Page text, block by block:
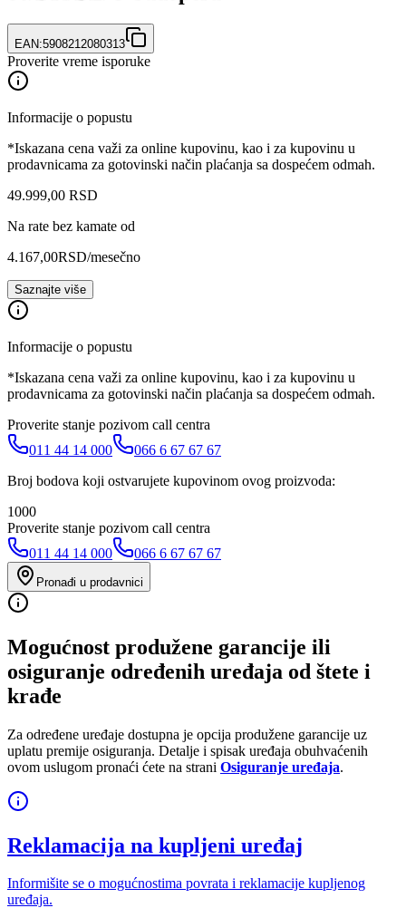
EAN:5908212080313
Proverite vreme isporuke
Informacije o popustu
*Iskazana cena važi za online kupovinu, kao i za kupovinu u
prodavnicama za gotovinski način plaćanja sa dospećem odmah.
49.999,00 RSD
Na rate bez kamate od
4.167,00RSD/mesečno
Saznajte više
Informacije o popustu
*Iskazana cena važi za online kupovinu, kao i za kupovinu u
prodavnicama za gotovinski način plaćanja sa dospećem odmah.
Proverite stanje pozivom call centra
011 44 14 000
066 6 67 67 67
Broj bodova koji ostvarujete kupovinom ovog proizvoda:
1000
Proverite stanje pozivom call centra
011 44 14 000
066 6 67 67 67
Pronađi u prodavnici
Mogućnost produžene garancije ili
osiguranje određenih uređaja od štete i
krađe
Za određene uređaje dostupna je opcija produžene garancije uz
uplatu premije osiguranja. Detalje i spisak uređaja obuhvaćenih
ovom uslugom pronaći ćete na strani Osiguranje uređaja.
Reklamacija na kupljeni uređaj
Informišite se o mogućnostima povrata i reklamacije kupljenog
uređaja.